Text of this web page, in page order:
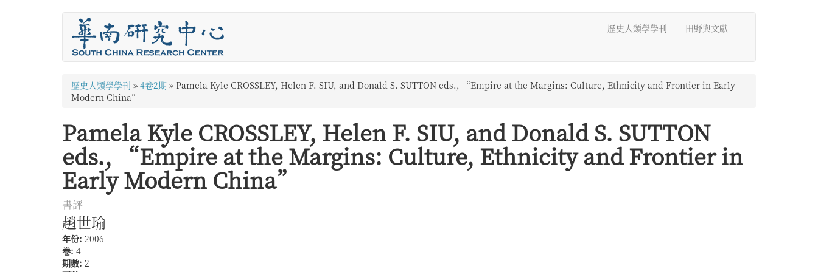
歷史人類學學刊 田野與文獻
您
在
這
裡
歷史人類學學刊 » 4卷2期 » Pamela Kyle CROSSLEY, Helen F. SIU, and Donald S. SUTTON eds., “Empire at the Margins: Culture, Ethnicity and Frontier in Early
Modern China”
Pamela Kyle CROSSLEY, Helen F. SIU, and Donald S. SUTTON
eds., “Empire at the Margins: Culture, Ethnicity and Frontier in
Early Modern China”
書評
趙世瑜
年份: 2006
卷: 4
期數: 2